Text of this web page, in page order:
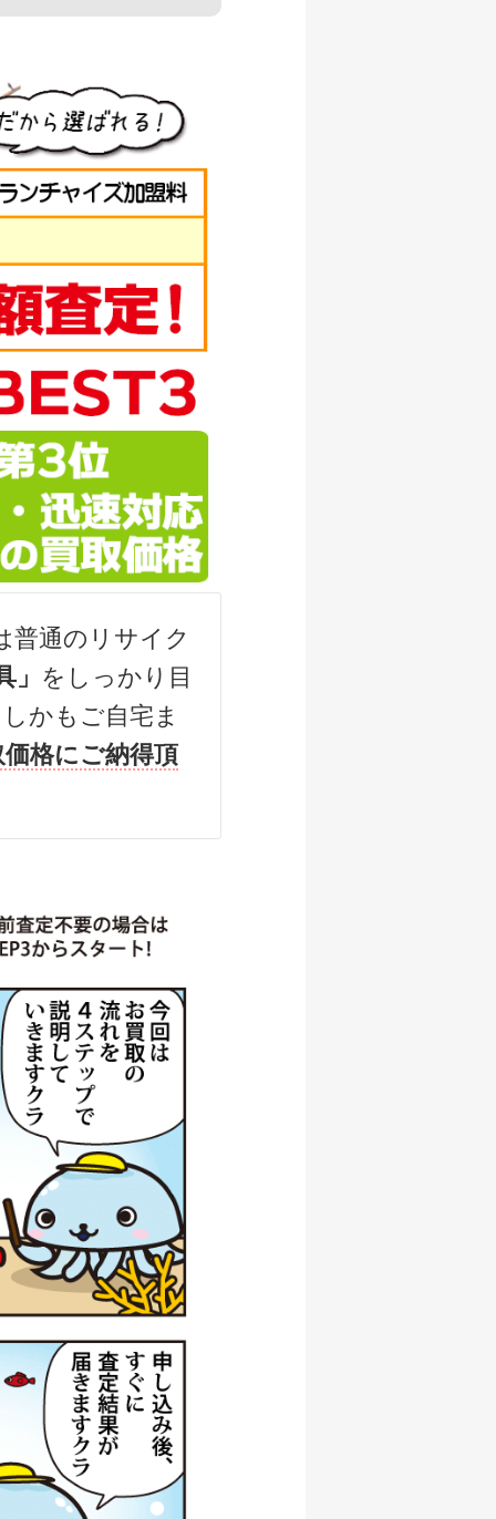
円
円
07/05
円
05
07/05
円
07/05
円
07/05
円
07/05
円
円
05
円
07/05
06/06
06/06
06/06
円
06/06
円
06/06
円
06/06
円
06/06
円
06
円
06/06
普通のリサイク
をしっかり目
かもご自宅ま
格にご納得頂